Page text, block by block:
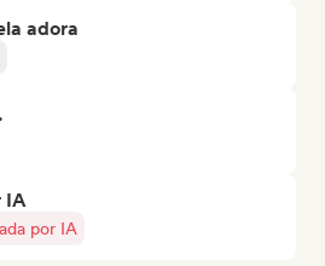
adora
IA
por IA